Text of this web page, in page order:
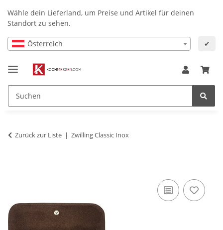
Wähle dein Lieferland, um Preise und Artikel für deinen
Standort zu sehen.
Österreich ✔
Zurück zur Liste Zwilling Classic Inox